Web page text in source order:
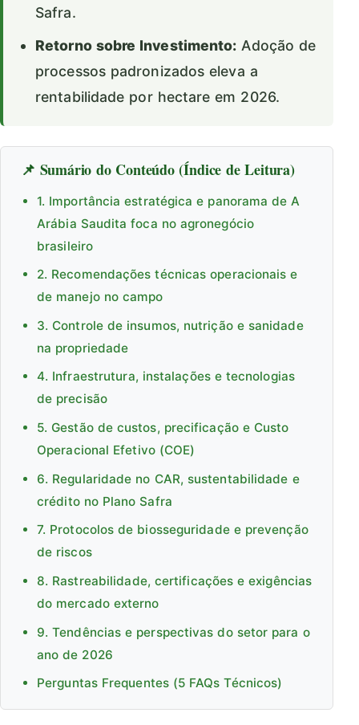
Safra.
Retorno sobre Investimento: Adoção de
processos padronizados eleva a
rentabilidade por hectare em 2026.
📌 Sumário do Conteúdo (Índice de Leitura)
1. Importância estratégica e panorama de A
Arábia Saudita foca no agronegócio
brasileiro
2. Recomendações técnicas operacionais e
de manejo no campo
3. Controle de insumos, nutrição e sanidade
na propriedade
4. Infraestrutura, instalações e tecnologias
de precisão
5. Gestão de custos, precificação e Custo
Operacional Efetivo (COE)
6. Regularidade no CAR, sustentabilidade e
crédito no Plano Safra
7. Protocolos de biosseguridade e prevenção
de riscos
8. Rastreabilidade, certificações e exigências
do mercado externo
9. Tendências e perspectivas do setor para o
ano de 2026
Perguntas Frequentes (5 FAQs Técnicos)